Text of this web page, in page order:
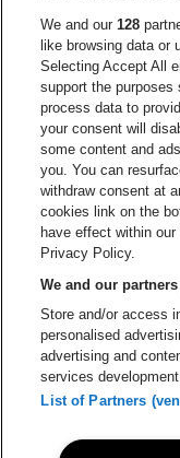
Ga
Ga
BTW (BE)
BNP Paribas
We and our128
like browsing data or
Selecting Accept All
support the purposes
process data to
your consent will
some content and
you. You can
withdraw consent at
cookies link on the
have effect within
Privacy Policy.
We and our
Store and/or access
personalised
advertising and
services
List of Partners